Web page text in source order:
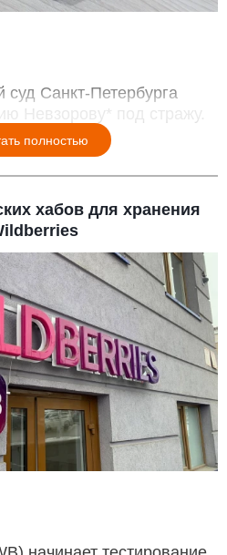
Санкт-Петербурга
Невзорову* под стражу.
полностью
хабов для хранения